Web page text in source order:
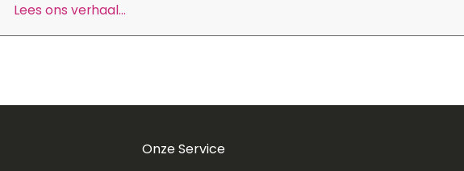
Lees ons verhaal...
Onze Service